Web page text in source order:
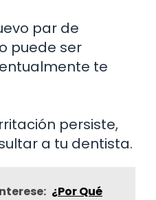
par de
puede ser
te
persiste,
a tu dentista.
¿Por Qué